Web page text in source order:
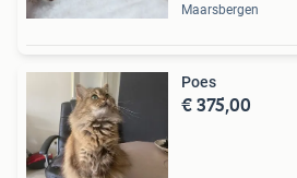
Maarsbergen
Poes
€ 375,00